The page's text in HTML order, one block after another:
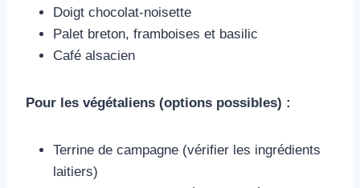
Doigt chocolat-noisette
Palet breton, framboises et basilic
Café alsacien
Pour les végétaliens (options possibles) :
Terrine de campagne (vérifier les ingrédients
laitiers)